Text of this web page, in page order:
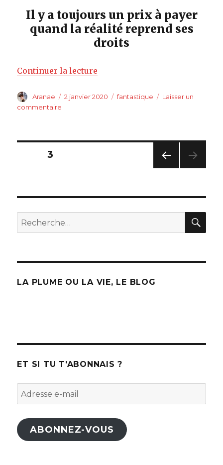
Il y a toujours un prix à payer
quand la réalité reprend ses
droits
Continuer la lecture
Auteur
Aranae
Publié
2 janvier 2020 Catégories
fantastique
Laisser un
commentaire
Pagination
publications
ÉDE
NTE
PAGE3
Recherche
pour
LA PLUME OU LA VIE, LE BLOG
ET SI TU T'ABONNAIS ?
Adresse
e-
mail
ABONNEZ-VOUS